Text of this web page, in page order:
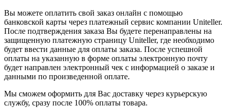
Вы можете оплатить свой заказ онлайн с помощью
банковской карты через платежный сервис компании Uniteller.
После подтверждения заказа Вы будете перенаправлены на
защищенную платежную страницу Uniteller, где необходимо
будет ввести данные для оплаты заказа. После успешной
оплаты на указанную в форме оплаты электронную почту
будет направлен электронный чек с информацией о заказе и
данными по произведенной оплате.
Мы сможем оформить для Вас доставку через курьерскую
службу, сразу после 100% оплаты товара.